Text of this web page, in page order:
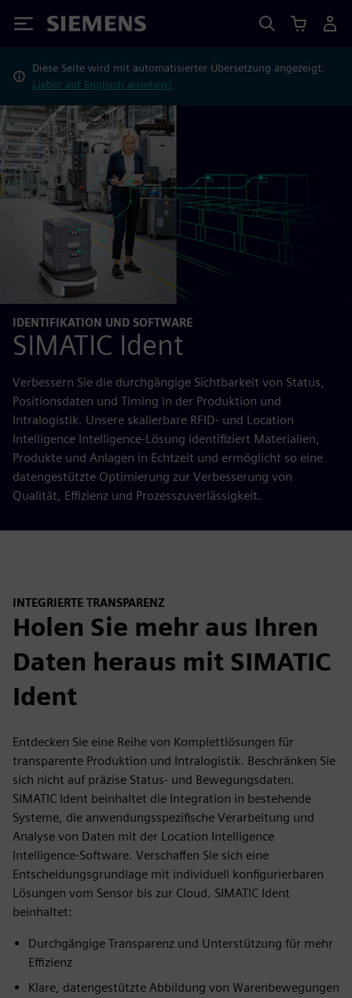
Siemens
Diese Seite wird mit automatisierter Übersetzung angezeigt.
Lieber auf Englisch ansehen?
IDENTIFIKATION UND SOFTWARE
SIMATIC Ident
Verbessern Sie die durchgängige Sichtbarkeit von Status,
Positionsdaten und Timing in der Produktion und
Intralogistik. Unsere skalierbare RFID- und Location
Intelligence Intelligence-Lösung identifiziert Materialien,
Produkte und Anlagen in Echtzeit und ermöglicht so eine
datengestützte Optimierung zur Verbesserung von
Qualität, Effizienz und Prozesszuverlässigkeit.
INTEGRIERTE TRANSPARENZ
Holen Sie mehr aus Ihren
Daten heraus mit SIMATIC
Ident
Entdecken Sie eine Reihe von Komplettlösungen für
transparente Produktion und Intralogistik. Beschränken Sie
sich nicht auf präzise Status- und Bewegungsdaten.
SIMATIC Ident beinhaltet die Integration in bestehende
Systeme, die anwendungsspezifische Verarbeitung und
Analyse von Daten mit der Location Intelligence
Intelligence-Software. Verschaffen Sie sich eine
Entscheidungsgrundlage mit individuell konfigurierbaren
Lösungen vom Sensor bis zur Cloud. SIMATIC Ident
beinhaltet:
Durchgängige Transparenz und Unterstützung für mehr
Effizienz
Klare, datengestützte Abbildung von Warenbewegungen